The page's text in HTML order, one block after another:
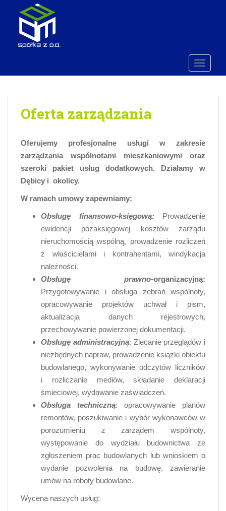
m
Oferta zarządzania
Oferujemy profesjonalne usługi w zakresie
zarządzania wspólnotami mieszkaniowymi oraz
szeroki pakiet usług dodatkowych. Działamy w
Dębicy i okolicy.
W ramach umowy zapewniamy:
Obsługę finansowo-księgową: Prowadzenie
ewidencji pozaksięgowej kosztów zarządu
nieruchomością wspólną, prowadzenie rozliczeń
z właścicielami i kontrahentami, windykacja
należności.
Obsługę prawno-organizacyjną:
Przygotowywanie i obsługa zebrań wspólnoty,
opracowywanie projektów uchwał i pism,
aktualizacja danych rejestrowych,
przechowywanie powierzonej dokumentacji.
Obsługę administracyjną: Zlecanie przeglądów i
niezbędnych napraw, prowadzenie książki obiektu
budowlanego, wykonywanie odczytów liczników
i rozliczanie mediów, składanie deklaracji
śmieciowej, wydawanie zaświadczeń.
Obsługa techniczną: opracowywanie planów
remontów, poszukiwanie i wybór wykonawców w
porozumieniu z zarządem wspólnoty,
występowanie do wydziału budownictwa ze
zgłoszeniem prac budowlanych lub wnioskiem o
wydanie pozwolenia na budowę, zawieranie
umów na roboty budowlane.
Wycena naszych usług: